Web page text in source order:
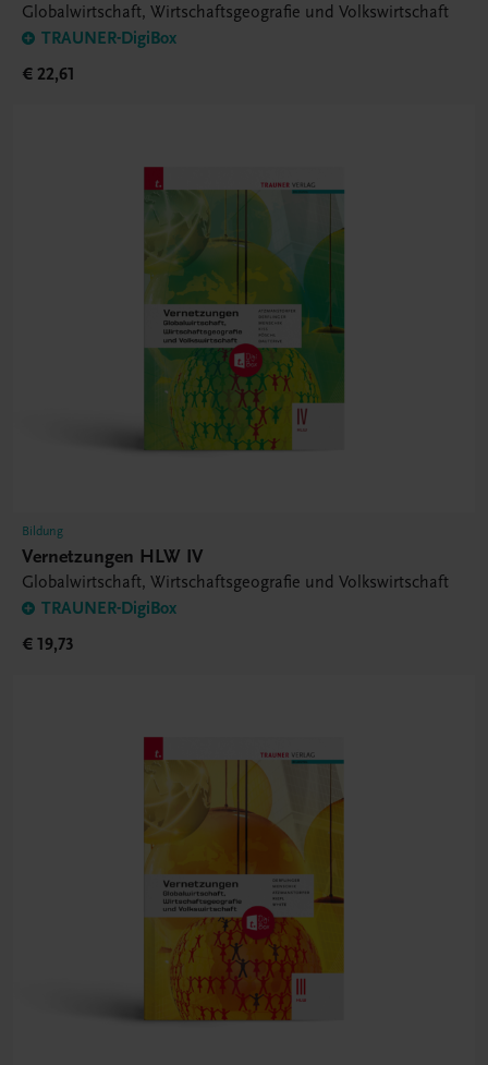
Globalwirtschaft, Wirtschaftsgeografie und Volkswirtschaft
TRAUNER-DigiBox
€ 22,61
Bildung
Vernetzungen HLW IV
Globalwirtschaft, Wirtschaftsgeografie und Volkswirtschaft
TRAUNER-DigiBox
€ 19,73